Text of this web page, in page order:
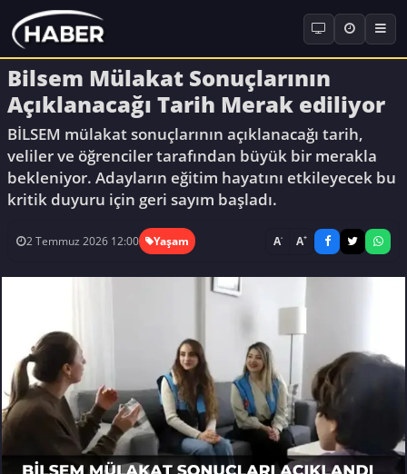
Bilsem Mülakat Sonuçlarının
Açıklanacağı Tarih Merak ediliyor
BİLSEM mülakat sonuçlarının açıklanacağı tarih,
veliler ve öğrenciler tarafından büyük bir merakla
bekleniyor. Adayların eğitim hayatını etkileyecek bu
kritik duyuru için geri sayım başladı.
2 Temmuz 2026 12:00 Yaşam A- A+